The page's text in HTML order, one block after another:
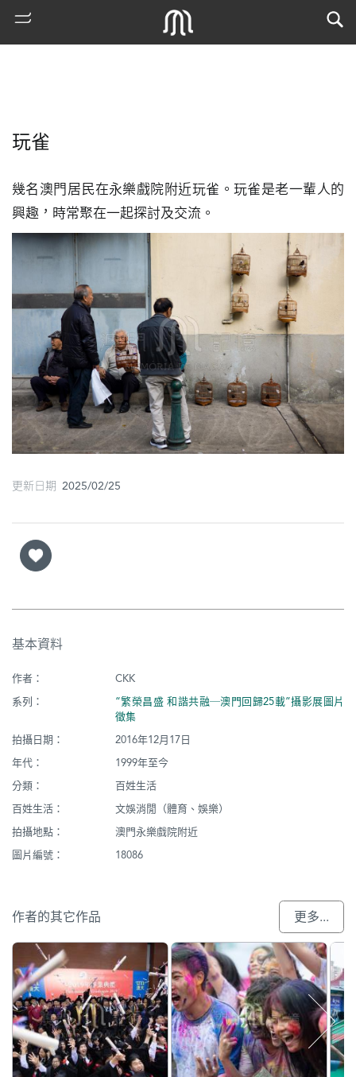
熱
索
圖
媽
閣
廟
街
玩雀
幾名澳門居民在永樂戲院附近玩雀。玩雀是老一輩人的
興趣，時常聚在一起探討及交流。
更新日期 2025/02/25
基本資料
作者：
CKK
系列：
“繁榮昌盛 和諧共融─澳門回歸25載”攝影展圖片
徵集
拍攝日期：
2016年12月17日
年代：
1999年至今
分類：
百姓生活
百姓生活：
文娛消閒（體育、娛樂）
拍攝地點：
澳門永樂戲院附近
圖片編號：
18086
作者的其它作品 更多...